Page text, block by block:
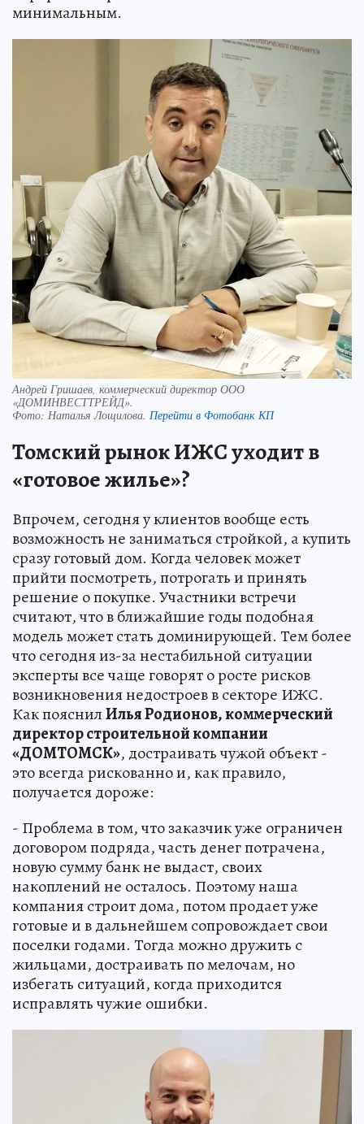
минимальным.
Андрей Гришаев, коммерческий директор ООО
«ДОМИНВЕСТТРЕЙД».
Фото: Наталья Лощилова. Перейти в Фотобанк КП
Томский рынок ИЖС уходит в
«готовое жилье»?
Впрочем, сегодня у клиентов вообще есть
возможность не заниматься стройкой, а купить
сразу готовый дом. Когда человек может
прийти посмотреть, потрогать и принять
решение о покупке. Участники встречи
считают, что в ближайшие годы подобная
модель может стать доминирующей. Тем более
что сегодня из-за нестабильной ситуации
эксперты все чаще говорят о росте рисков
возникновения недостроев в секторе ИЖС.
Как пояснилИлья Родионов, коммерческий
директор строительной компании
«ДОМТОМСК», достраивать чужой объект -
это всегда рискованно и, как правило,
получается дороже:
- Проблема в том, что заказчик уже ограничен
договором подряда, часть денег потрачена,
новую сумму банк не выдаст, своих
накоплений не осталось. Поэтому наша
компания строит дома, потом продает уже
готовые и в дальнейшем сопровождает свои
поселки годами. Тогда можно дружить с
жильцами, достраивать по мелочам, но
избегать ситуаций, когда приходится
исправлять чужие ошибки.